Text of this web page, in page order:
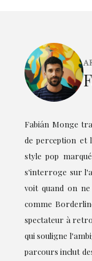
Fabián Monge
de perception et
style pop
s'interroge sur
voit quand on
comme
spectateur à
qui souligne
parcours inclut